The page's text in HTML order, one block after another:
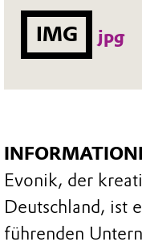
IMG jpg
Evonik, der
Deutschland, ist
führenden